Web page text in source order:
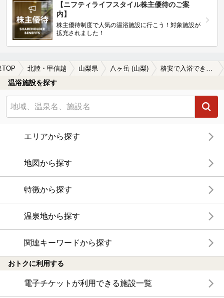
【ニフティライフスタイル株主優待のご案
内】
株主優待制度で人気の温浴施設に行こう！対象施設が
拡充されました！
TOP 北陸・甲信越 山梨県 八ヶ岳 (山梨) 格安で入浴できる八ヶ岳 (山梨)の温泉、日帰り温泉、スーパー銭湯おすすめ
温浴施設を探す
エリアから探す
地図から探す
特徴から探す
温泉地から探す
関連キーワードから探す
おトクに利用する
電子チケットが利用できる施設一覧